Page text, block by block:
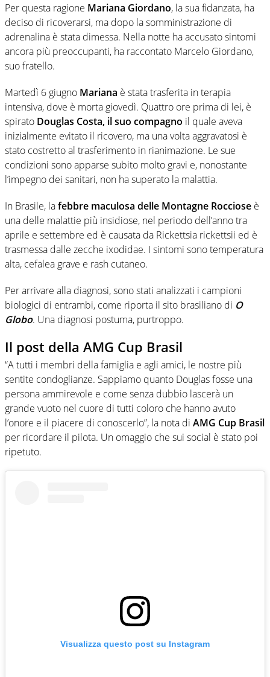
Per questa ragione Mariana Giordano, la sua fidanzata, ha
deciso di ricoverarsi, ma dopo la somministrazione di
adrenalina è stata dimessa. Nella notte ha accusato sintomi
ancora più preoccupanti, ha raccontato Marcelo Giordano,
suo fratello.
Martedì 6 giugno Mariana è stata trasferita in terapia
intensiva, dove è morta giovedì. Quattro ore prima di lei, è
spirato Douglas Costa, il suo compagno il quale aveva
inizialmente evitato il ricovero, ma una volta aggravatosi è
stato costretto al trasferimento in rianimazione. Le sue
condizioni sono apparse subito molto gravi e, nonostante
l’impegno dei sanitari, non ha superato la malattia.
In Brasile, lafebbre maculosa delle Montagne Rocciose è
una delle malattie più insidiose, nel periodo dell’anno tra
aprile e settembre ed è causata da Rickettsia rickettsii ed è
trasmessa dalle zecche ixodidae. I sintomi sono temperatura
alta, cefalea grave e rash cutaneo.
Per arrivare alla diagnosi, sono stati analizzati i campioni
biologici di entrambi, come riporta il sito brasiliano di O
Globo. Una diagnosi postuma, purtroppo.
Il post della AMG Cup Brasil
“A tutti i membri della famiglia e agli amici, le nostre più
sentite condoglianze. Sappiamo quanto Douglas fosse una
persona ammirevole e come senza dubbio lascerà un
grande vuoto nel cuore di tutti coloro che hanno avuto
l’onore e il piacere di conoscerlo”, la nota di AMG Cup Brasil
per ricordare il pilota. Un omaggio che sui social è stato poi
ripetuto.
Visualizza questo post su Instagram